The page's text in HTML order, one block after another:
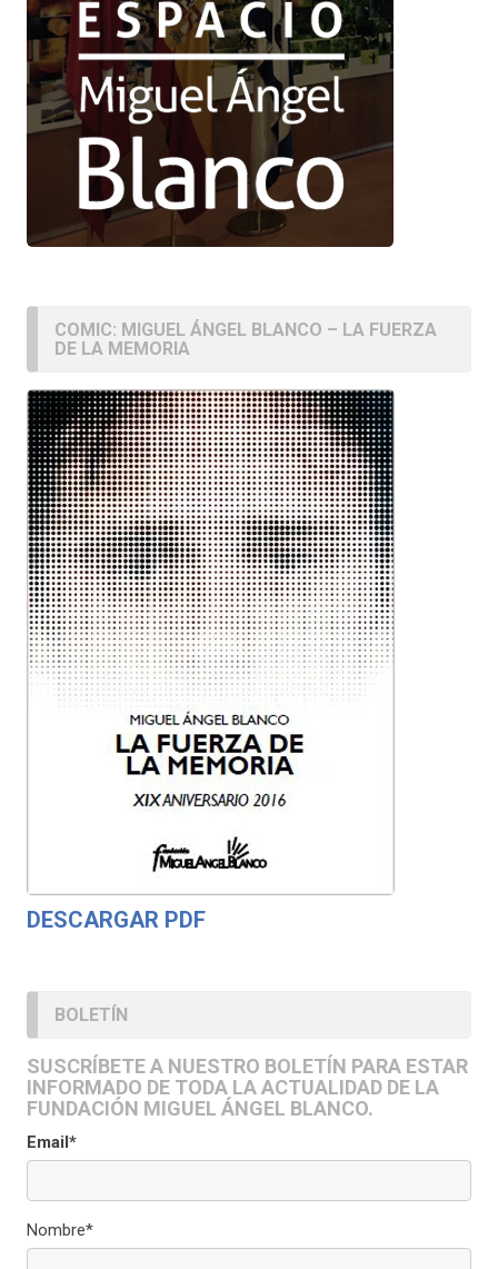
COMIC: MIGUEL ÁNGEL BLANCO – LA FUERZA
DE LA MEMORIA
DESCARGAR PDF
BOLETÍN
SUSCRÍBETE A NUESTRO BOLETÍN PARA ESTAR
INFORMADO DE TODA LA ACTUALIDAD DE LA
FUNDACIÓN MIGUEL ÁNGEL BLANCO.
Email*
Nombre*